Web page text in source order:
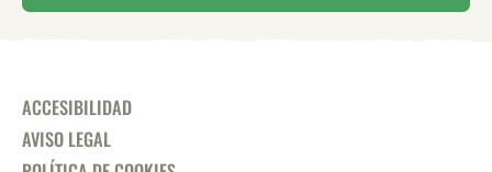
ACCESIBILIDAD
AVISO LEGAL